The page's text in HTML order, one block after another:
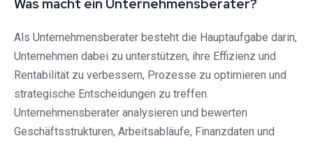
Was macht ein Unternehmensberater?
Als Unternehmensberater besteht die Hauptaufgabe darin,
Unternehmen dabei zu unterstützen, ihre Effizienz und
Rentabilität zu verbessern, Prozesse zu optimieren und
strategische Entscheidungen zu treffen.
Unternehmensberater analysieren und bewerten
Geschäftsstrukturen, Arbeitsabläufe, Finanzdaten und